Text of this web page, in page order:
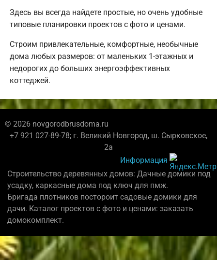
Здесь вы всегда найдете простые, но очень удобные
типовые планировки проектов с фото и ценами.
Строим привлекательные, комфортные, необычные
дома любых размеров: от маленьких 1-этажных и
недорогих до больших энергоэффективных
коттеджей.
© 2026 novgorodbrusdoma.ru
+7 921 027-89-78; г. Великий Новгород, ш. Сырковское,
2а
Информация
Строительство деревянных домов: Дачные домики под
усадку, каркасные дома под ключ для пмж.
Бригада плотников постороит садовые домики для
дачи. Каталог проектов с фото и ценами: заказать
домокомплект.